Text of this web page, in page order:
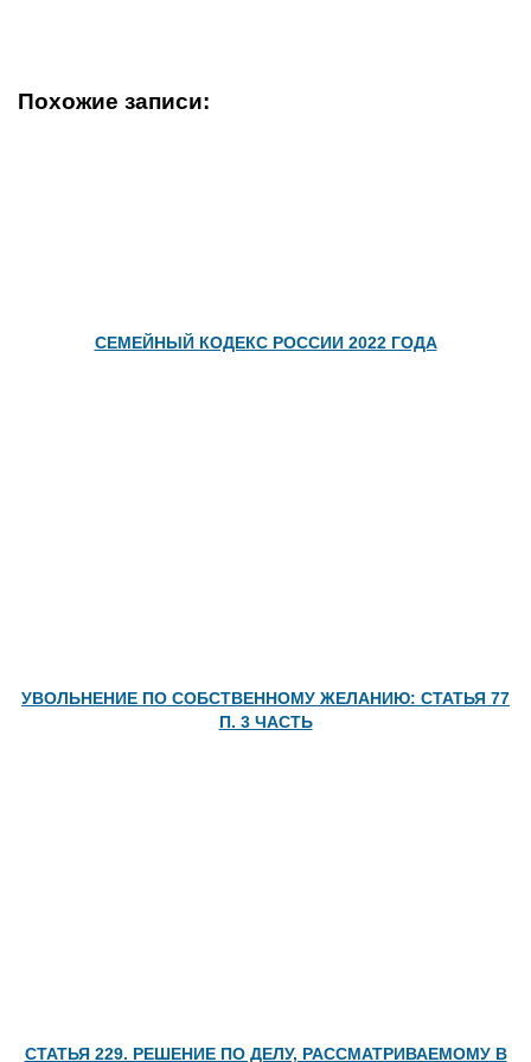
КУДА ЖАЛОВАТЬСЯ НА ШУМ?
Автор: